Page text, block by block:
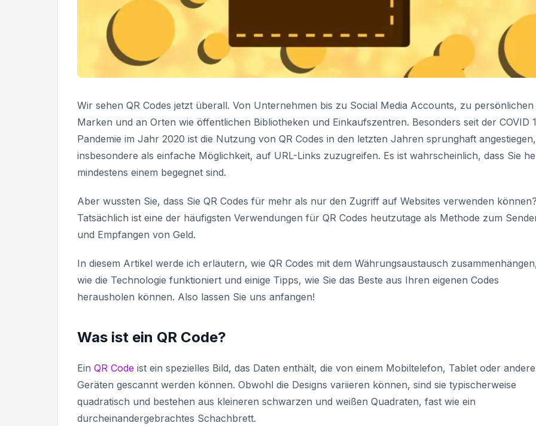
Wir sehen QR Codes jetzt überall. Von Unternehmen bis zu Social Media Accounts, zu persönlichen
Marken und an Orten wie öffentlichen Bibliotheken und Einkaufszentren. Besonders seit der COVID
Pandemie im Jahr 2020 ist die Nutzung von QR Codes in den letzten Jahren sprunghaft angestiegen,
insbesondere als einfache Möglichkeit, auf URL-Links zuzugreifen. Es ist wahrscheinlich, dass Sie
mindestens einem begegnet sind.
Aber wussten Sie, dass Sie QR Codes für mehr als nur den Zugriff auf Websites verwenden können?
Tatsächlich ist eine der häufigsten Verwendungen für QR Codes heutzutage als Methode zum
und Empfangen von Geld.
In diesem Artikel werde ich erläutern, wie QR Codes mit dem Währungsaustausch
wie die Technologie funktioniert und einige Tipps, wie Sie das Beste aus Ihren eigenen Codes
herausholen können. Also lassen Sie uns anfangen!
Was ist ein QR Code?
Ein QR Code ist ein spezielles Bild, das Daten enthält, die von einem Mobiltelefon, Tablet oder
Geräten gescannt werden können. Obwohl die Designs variieren können, sind sie typischerweise
quadratisch und bestehen aus kleineren schwarzen und weißen Quadraten, fast wie ein
durcheinandergebrachtes Schachbrett.